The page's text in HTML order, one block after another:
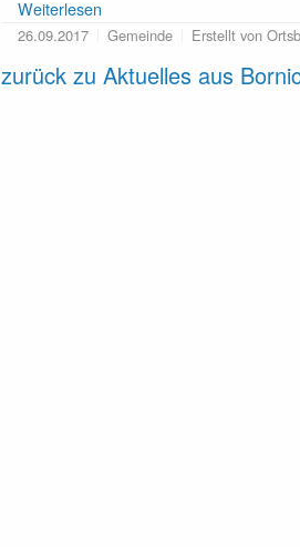
Weiterlesen
26.09.2017 Gemeinde Erstellt von
zurück zu Aktuelles aus